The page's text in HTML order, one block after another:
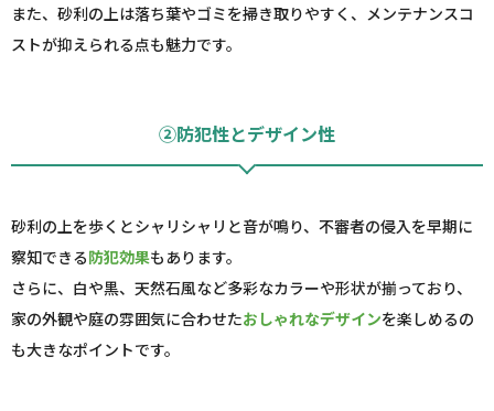
また、砂利の上は落ち葉やゴミを掃き取りやすく、メンテナンスコ
ストが抑えられる点も魅力です。
②防犯性とデザイン性
砂利の上を歩くとシャリシャリと音が鳴り、不審者の侵入を早期に
察知できる防犯効果もあります。
さらに、白や黒、天然石風など多彩なカラーや形状が揃っており、
家の外観や庭の雰囲気に合わせたおしゃれなデザインを楽しめるの
も大きなポイントです。